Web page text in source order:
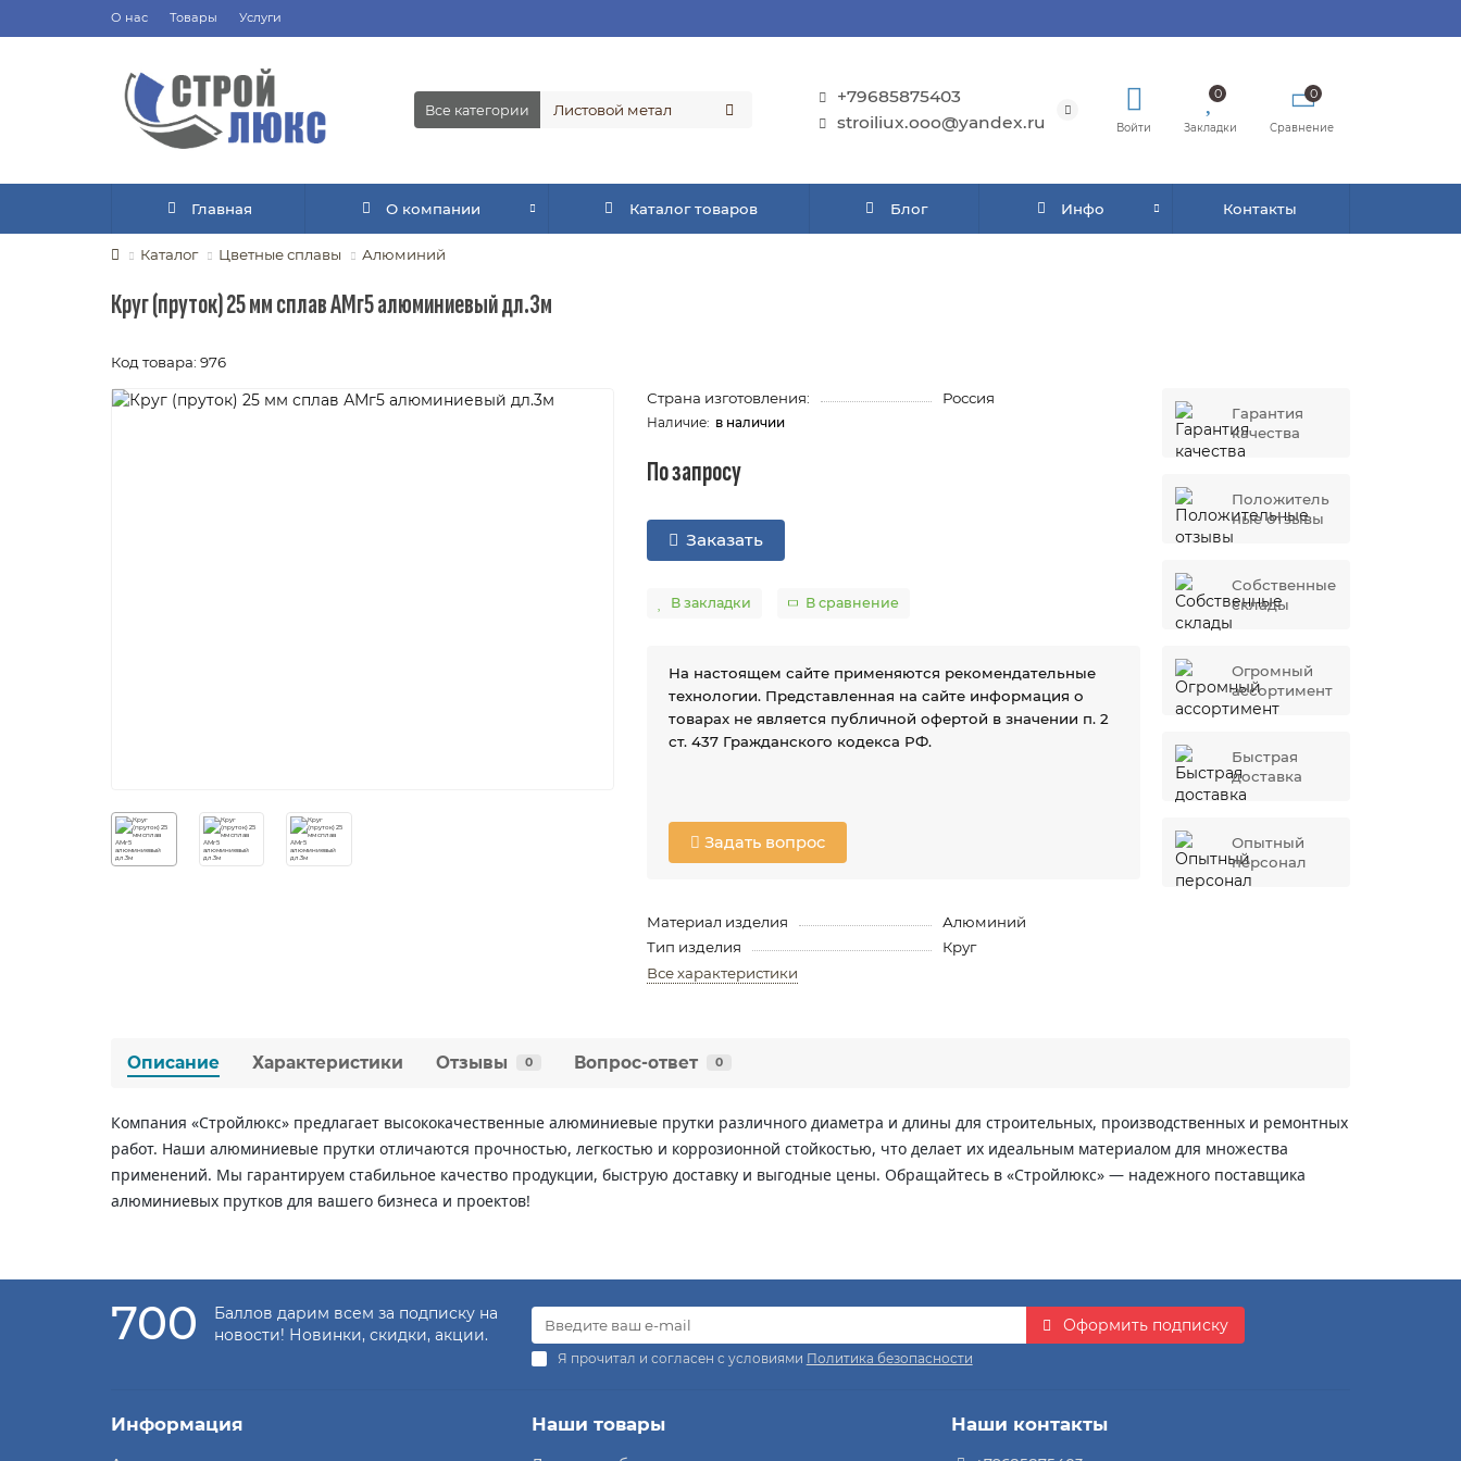
О нас Товары Услуги
Все категории
+79685875403
stroiliux.ooo@yandex.ru
Войти
0
Закладки
0
Сравнение
Главная О компании Каталог товаров Блог Инфо Контакты
Каталог Цветные сплавы Алюминий
Круг (пруток) 25 мм сплав АМг5 алюминиевый дл.3м
Код товара: 976
Страна изготовления: Россия
в наличии
По запросу
Заказать
В закладки В сравнение
На настоящем сайте применяются рекомендательные
технологии. Представленная на сайте информация о
товарах не является публичной офертой в значении п. 2
ст. 437 Гражданского кодекса РФ.
Задать вопрос
Материал изделия
Алюминий
Тип изделия
Круг
Все характеристики
Гарантия
качества
Положитель
ные отзывы
Собственные
склады
Огромный
ассортимент
Быстрая
доставка
Опытный
персонал
Описание Характеристики Отзывы 0 Вопрос-ответ 0
Компания «Стройлюкс» предлагает высококачественные алюминиевые прутки различного диаметра и длины для строительных, производственных и ремонтных
работ. Наши алюминиевые прутки отличаются прочностью, легкостью и коррозионной стойкостью, что делает их идеальным материалом для множества
применений. Мы гарантируем стабильное качество продукции, быструю доставку и выгодные цены. Обращайтесь в «Стройлюкс» — надежного поставщика
алюминиевых прутков для вашего бизнеса и проектов!
700
Баллов дарим всем за подписку на
новости! Новинки, скидки, акции.
Оформить подписку
Я прочитал и согласен с условиями Политика безопасности
Информация Наши товары Наши контакты